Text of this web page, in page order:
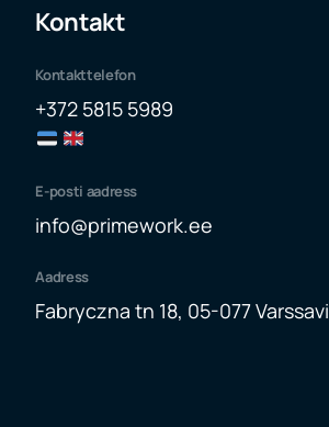
Kontakt
Kontakttelefon
+372 5815 5989
E-posti aadress
info@primework.ee
Aadress
Fabryczna tn 18, 05-077 Varssavi